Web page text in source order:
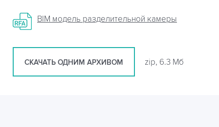
BIM модель разделительной камеры
СКАЧАТЬ ОДНИМ АРХИВОМ zip, 6.3 Мб